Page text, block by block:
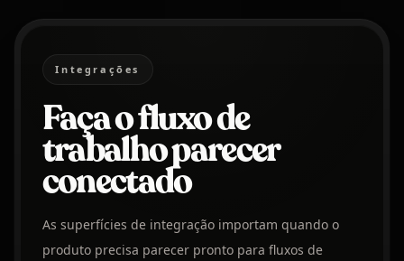
Integrações
Faça o fluxo de
trabalho parecer
conectado
As superfícies de integração importam quando o
produto precisa parecer pronto para fluxos de